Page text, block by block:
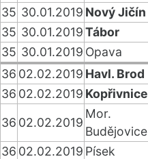
35 30.01.2019 Nový Jičín
35 30.01.2019Tábor
35 30.01.2019 Opava
36 02.02.2019 Havl. Brod
36 02.02.2019 Kopřivnice
36 02.02.2019
Mor.
Budějovice
36 02.02.2019 Písek